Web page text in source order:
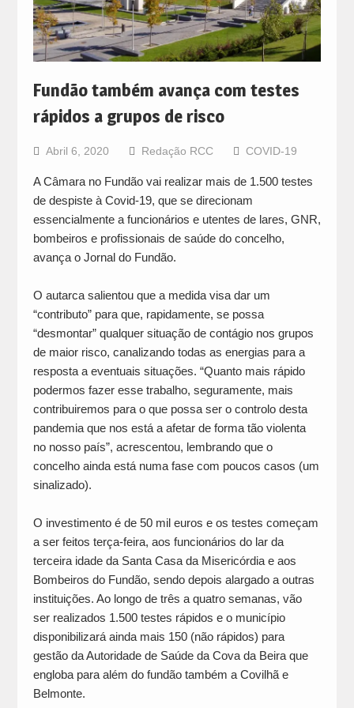
Fundão também avança com testes
rápidos a grupos de risco
Abril 6, 2020 Redação RCC COVID-19
A Câmara no Fundão vai realizar mais de 1.500 testes
de despiste à Covid-19, que se direcionam
essencialmente a funcionários e utentes de lares, GNR,
bombeiros e profissionais de saúde do concelho,
avança o Jornal do Fundão.
O autarca salientou que a medida visa dar um
“contributo” para que, rapidamente, se possa
“desmontar” qualquer situação de contágio nos grupos
de maior risco, canalizando todas as energias para a
resposta a eventuais situações. “Quanto mais rápido
podermos fazer esse trabalho, seguramente, mais
contribuiremos para o que possa ser o controlo desta
pandemia que nos está a afetar de forma tão violenta
no nosso país”, acrescentou, lembrando que o
concelho ainda está numa fase com poucos casos (um
sinalizado).
O investimento é de 50 mil euros e os testes começam
a ser feitos terça-feira, aos funcionários do lar da
terceira idade da Santa Casa da Misericórdia e aos
Bombeiros do Fundão, sendo depois alargado a outras
instituições. Ao longo de três a quatro semanas, vão
ser realizados 1.500 testes rápidos e o município
disponibilizará ainda mais 150 (não rápidos) para
gestão da Autoridade de Saúde da Cova da Beira que
engloba para além do fundão também a Covilhã e
Belmonte.